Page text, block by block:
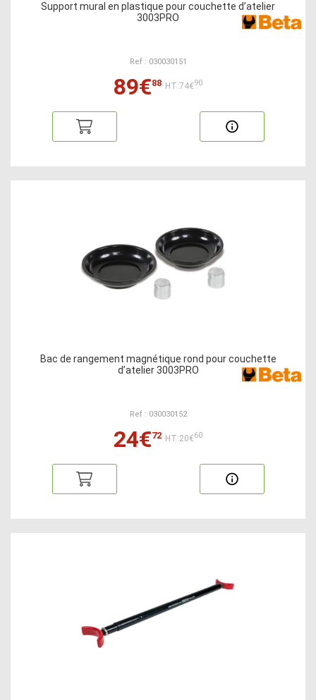
Support mural en plastique pour couchette d’atelier
3003PRO
Ref : 030030151
89€88 HT:74€90
Bac de rangement magnétique rond pour couchette
d’atelier 3003PRO
Ref : 030030152
24€72 HT:20€60